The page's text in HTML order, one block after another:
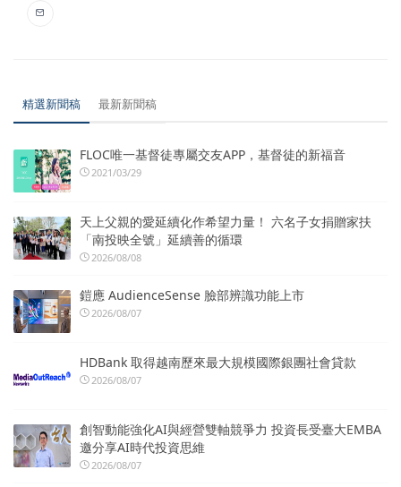
精選新聞稿 最新新聞稿
FLOC唯一基督徒專屬交友APP，基督徒的新福音
2021/03/29
天上父親的愛延續化作希望力量！ 六名子女捐贈家扶
「南投映全號」延續善的循環
2026/08/08
鎧應 AudienceSense 臉部辨識功能上市
2026/08/07
HDBank 取得越南歷來最大規模國際銀團社會貸款
2026/08/07
創智動能強化AI與經營雙軸競爭力 投資長受臺大EMBA
邀分享AI時代投資思維
2026/08/07